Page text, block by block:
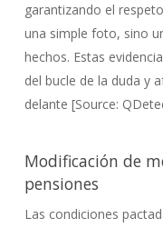
garantizando el
una simple foto, sino
hechos. Estas
del bucle de la duda y
delante [Source:
Modificación de
pensiones
Las condiciones